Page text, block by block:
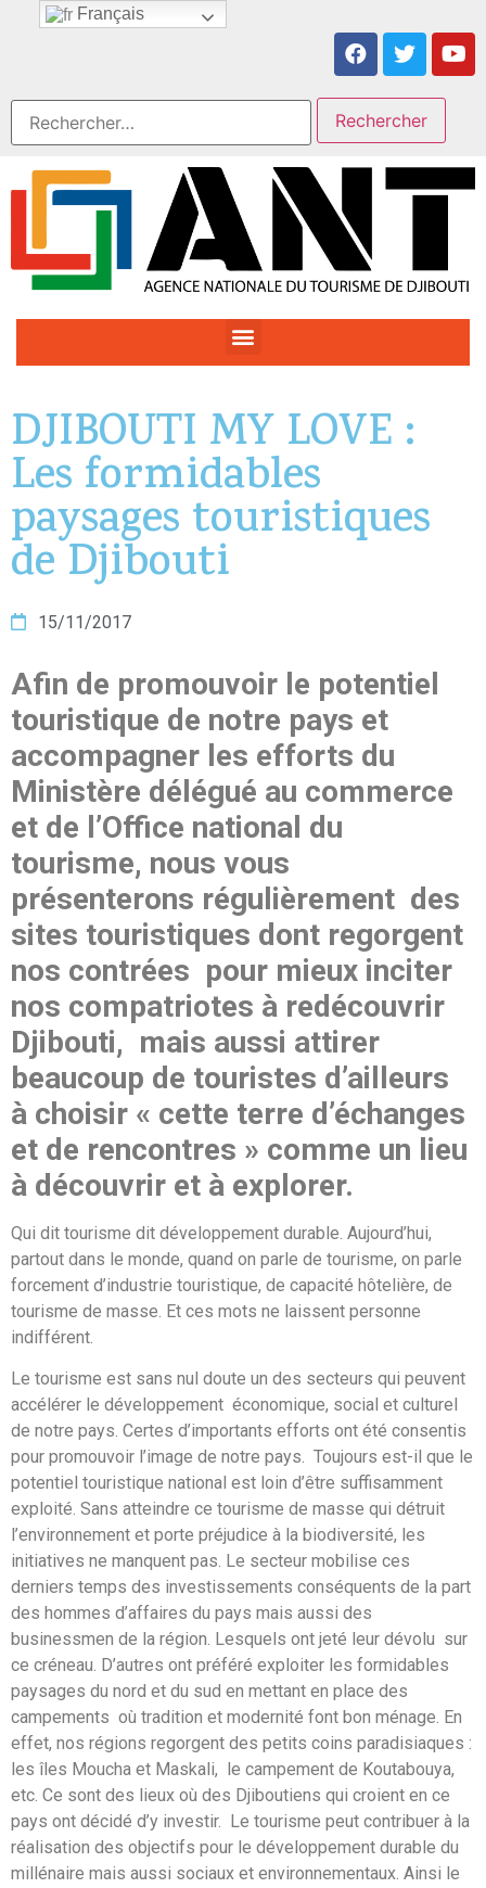
DJIBOUTI MY LOVE :
Les formidables
paysages touristiques
de Djibouti
15/11/2017
Afin de promouvoir le potentiel
touristique de notre pays et
accompagner les efforts du
Ministère délégué au commerce
et de l’Office national du
tourisme, nous vous
présenterons régulièrement des
sites touristiques dont regorgent
nos contrées pour mieux inciter
nos compatriotes à redécouvrir
Djibouti, mais aussi attirer
beaucoup de touristes d’ailleurs
à choisir « cette terre d’échanges
et de rencontres » comme un lieu
à découvrir et à explorer.
Qui dit tourisme dit développement durable. Aujourd’hui,
partout dans le monde, quand on parle de tourisme, on parle
forcement d’industrie touristique, de capacité hôtelière, de
tourisme de masse. Et ces mots ne laissent personne
indifférent.
Le tourisme est sans nul doute un des secteurs qui peuvent
accélérer le développement économique, social et culturel
de notre pays. Certes d’importants efforts ont été consentis
pour promouvoir l’image de notre pays. Toujours est-il que le
potentiel touristique national est loin d’être suffisamment
exploité. Sans atteindre ce tourisme de masse qui détruit
l’environnement et porte préjudice à la biodiversité, les
initiatives ne manquent pas. Le secteur mobilise ces
derniers temps des investissements conséquents de la part
des hommes d’affaires du pays mais aussi des
businessmen de la région. Lesquels ont jeté leur dévolu sur
ce créneau. D’autres ont préféré exploiter les formidables
paysages du nord et du sud en mettant en place des
campements où tradition et modernité font bon ménage. En
effet, nos régions regorgent des petits coins paradisiaques :
les îles Moucha et Maskali, le campement de Koutabouya,
etc. Ce sont des lieux où des Djiboutiens qui croient en ce
pays ont décidé d’y investir. Le tourisme peut contribuer à la
réalisation des objectifs pour le développement durable du
millénaire mais aussi sociaux et environnementaux. Ainsi le
Français